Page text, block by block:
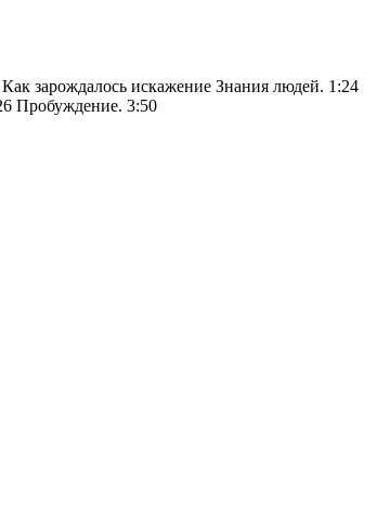
зарождалось искажение Знания людей. 1:24
Пробуждение. 3:50